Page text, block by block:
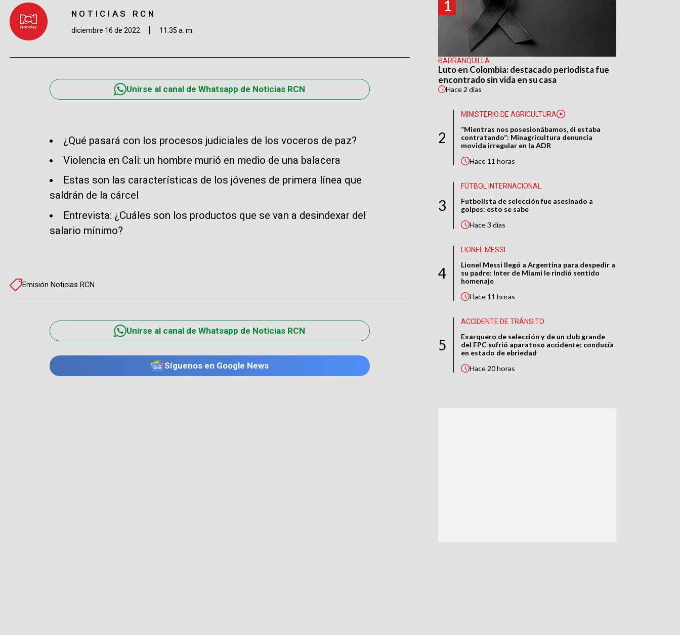
NOTICIAS RCN
diciembre 16 de 2022 11:35 a. m.
Unirse al canal de Whatsapp de Noticias RCN
¿Qué pasará con los procesos judiciales de los voceros de paz?
Violencia en Cali: un hombre murió en medio de una balacera
Estas son las características de los jóvenes de primera línea que
saldrán de la cárcel
Entrevista: ¿Cuáles son los productos que se van a desindexar del
salario mínimo?
Emisión Noticias RCN
Unirse al canal de Whatsapp de Noticias RCN
Síguenos en Google News
1
BARRANQUILLA
Luto en Colombia: destacado periodista fue
encontrado sin vida en su casa
Hace2 días
2
MINISTERIO DE AGRICULTURA
“Mientras nos posesionábamos, él estaba
contratando”: Minagricultura denuncia
movida irregular en la ADR
Hace 11 horas
3
FÚTBOL INTERNACIONAL
Futbolista de selección fue asesinado a
golpes: esto se sabe
Hace3 días
4
LIONEL MESSI
Lionel Messi llegó a Argentina para despedir a
su padre: Inter de Miami le rindió sentido
homenaje
Hace 11 horas
5
ACCIDENTE DE TRÁNSITO
Exarquero de selección y de un club grande
del FPC sufrió aparatoso accidente: conducía
en estado de ebriedad
Hace20 horas